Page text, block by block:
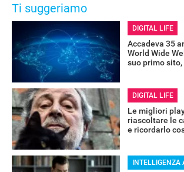
Ti suggeriamo
DIGITAL LIFE
Accadeva 35
World Wide
suo primo sito,
DIGITAL LIFE
Le migliori
riascoltare le
e ricordarlo
INTELLIGENZA